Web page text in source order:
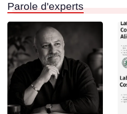
Parole d'experts